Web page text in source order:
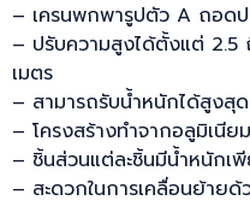
– เครนพกพารูปตัว A ถอด
– ปรับความสูงได้ตั้งแต่ 2.5
เมตร
– สามารถรับน้ำหนักได้สูงสุ
– โครงสร้างทำจากอลูมิเนี
– ชิ้นส่วนแต่ละชิ้นมีน้ำหนักเ
– สะดวกในการเคลื่อนย้าย